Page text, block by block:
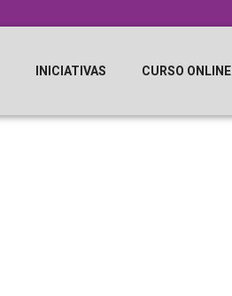
INICIATIVAS CURSO ONLINE